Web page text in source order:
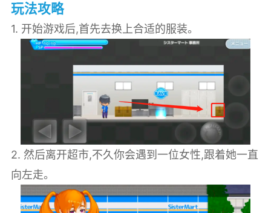
玩法攻略
1. 开始游戏后,首先去换上合适的服装。
2. 然后离开超市,不久你会遇到一位女性,跟着她一直
向左走。